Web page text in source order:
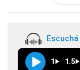
1 1.5